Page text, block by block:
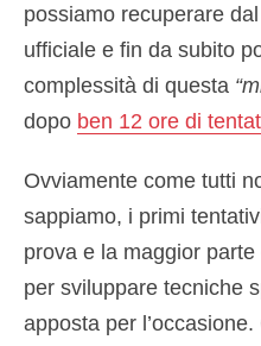
possiamo recuperare
ufficiale e fin da subito
complessità di questa
dopo ben 12 ore di
Ovviamente come tutti
sappiamo, i primi
prova e la maggior
per sviluppare tecniche
apposta per